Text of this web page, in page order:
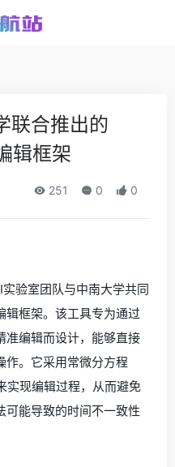
联合推出的
辑框架
251 0 0
验室团队与中南大学共同
辑框架。该工具专为通过
准编辑而设计，能够直接
作。它采用常微分方程
实现编辑过程，从而避免
可能导致的时间不一致性